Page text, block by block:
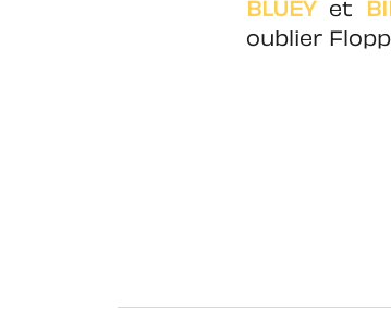
BLUEY et
oublier